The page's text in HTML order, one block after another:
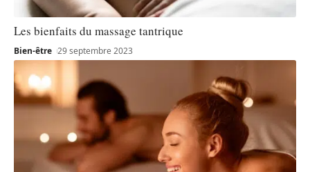
Les bienfaits du massage tantrique
Bien-être 29 septembre 2023